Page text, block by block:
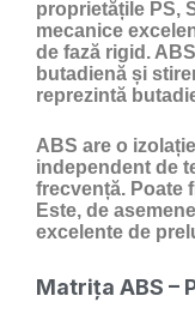
proprietățile PS,
mecanice
de fază rigid.
butadienă și
reprezintă
ABS are o
independent de
frecvență. Poate
Este, de
excelente de
Matrița ABS –